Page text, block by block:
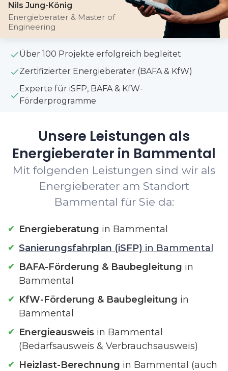
Nils Jung-König
Energieberater & Master of
Engineering
Über 100 Projekte erfolgreich begleitet
Zertifizierter Energieberater (BAFA & KfW)
Experte für iSFP, BAFA & KfW-
Förderprogramme
Unsere Leistungen als
Energieberater in Bammental
Mit folgenden Leistungen sind wir als
Energieberater am Standort
Bammental für Sie da:
Energieberatung in Bammental
Sanierungsfahrplan (iSFP) in Bammental
BAFA-Förderung & Baubegleitung in
Bammental
KfW-Förderung & Baubegleitung in
Bammental
Energieausweis in Bammental
(Bedarfsausweis & Verbrauchsausweis)
Heizlast-Berechnung in Bammental (auch